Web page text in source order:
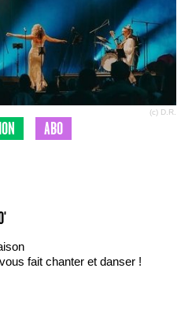
(c) D.R.
ABO
fait chanter et danser !